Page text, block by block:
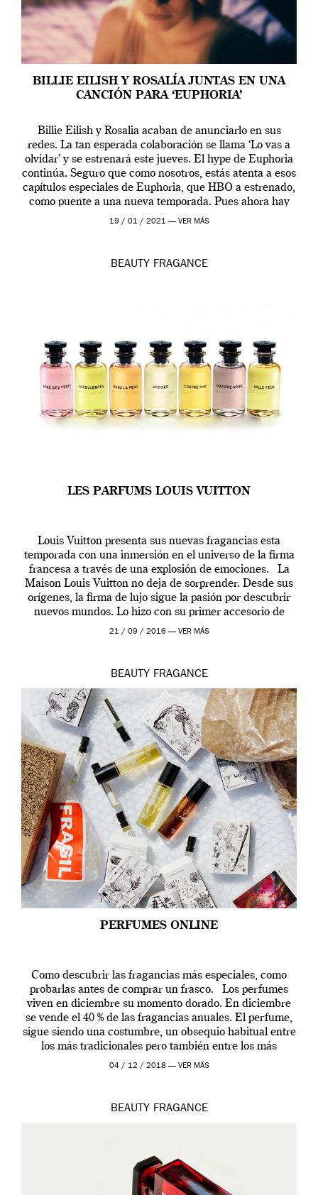
BILLIE EILISH Y ROSALÍA JUNTAS EN UNA
CANCIÓN PARA ‘EUPHORIA’
Billie Eilish y Rosalia acaban de anunciarlo en sus
redes. La tan esperada colaboración se llama ‘Lo vas a
olvidar’ y se estrenará este jueves. El hype de Euphoria
continúa. Seguro que como nosotros, estás atenta a esos
capítulos especiales de Euphoria, que HBO a estrenado,
como puente a una nueva temporada. Pues ahora hay
[…]
19 / 01 / 2021 — VER MÁS
BEAUTY FRAGANCE
LES PARFUMS LOUIS VUITTON
Louis Vuitton presenta sus nuevas fragancias esta
temporada con una inmersión en el universo de la firma
francesa a través de una explosión de emociones. La
Maison Louis Vuitton no deja de sorprender. Desde sus
orígenes, la firma de lujo sigue la pasión por descubrir
nuevos mundos. Lo hizo con su primer accesorio de
viaje, el […]
21 / 09 / 2016 — VER MÁS
BEAUTY FRAGANCE
PERFUMES ONLINE
Como descubrir las fragancias más especiales, como
probarlas antes de comprar un frasco. Los perfumes
viven en diciembre su momento dorado. En diciembre
se vende el 40 % de las fragancias anuales. El perfume,
sigue siendo una costumbre, un obsequio habitual entre
los más tradicionales pero también entre los más
modernos. Estos días ha […]
04 / 12 / 2018 — VER MÁS
BEAUTY FRAGANCE